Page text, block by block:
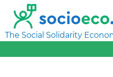
The Social Solidarity